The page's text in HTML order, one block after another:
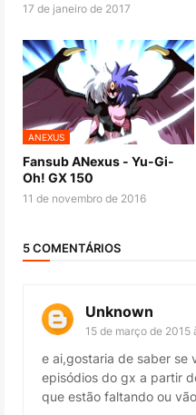
17 de janeiro de 2017
ANEXUS
Fansub ANexus - Yu-Gi-
Oh! GX 150
11 de novembro de 2016
5 COMENTÁRIOS
Unknown
15 de março de 2015
e ai,gostaria de saber se
episódios do gx a partir
que estão faltando ou